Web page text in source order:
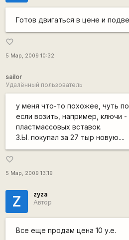
Готов двигаться в цене и
favorite_border
5 Мар, 2009 10:32
sailor
Удалённый пользователь
у меня что-то похожее, чуть
если возить, например, ключи -
пластмассовых вставок.
З.Ы. покупал за 27 тыр новую....
favorite_border
5 Мар, 2009 13:19
Z
zyza
Автор
Все еще продам цена 10 у.е.